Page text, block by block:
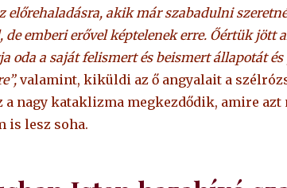
előrehaladásra, akik már szabadulni
emberi erővel képtelenek erre. Őértük jött
oda a saját felismert és beismert állapotát és
valamint, kiküldi az ő angyalait a
a nagy kataklizma megkezdődik, amire
is lesz soha.